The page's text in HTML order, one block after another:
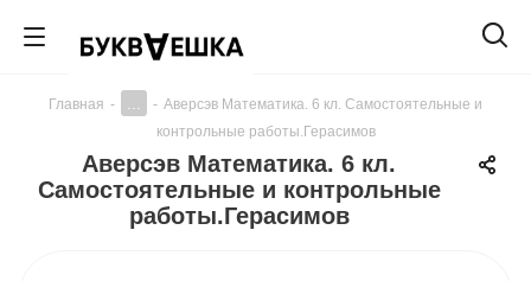
Главная - - Аверсэв Математика. 6 кл. Самостоятельные и
контрольные работы.Герасимов
Аверсэв Математика. 6 кл.
Самостоятельные и контрольные
работы.Герасимов